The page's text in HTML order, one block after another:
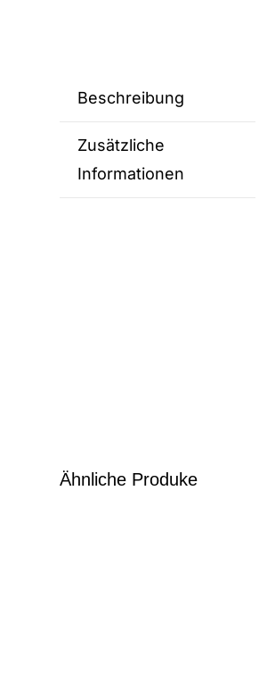
Beschreibung
Zusätzliche
Informationen
Ähnliche Produke